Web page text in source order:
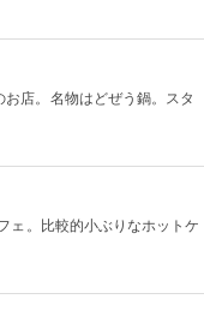
店。名物はどぜう鍋。スタ
ェ。比較的小ぶりなホットケ